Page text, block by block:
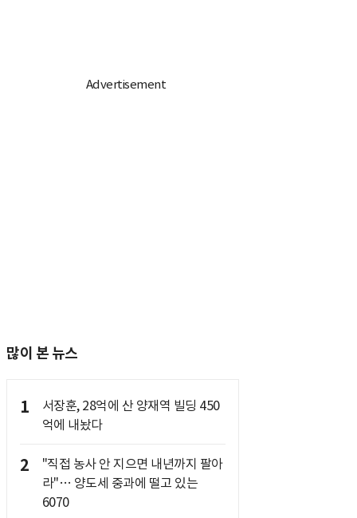
많이 본 뉴스
1
서장훈, 28억에 산 양재역 빌딩 450
억에 내놨다
2
"직접 농사 안 지으면 내년까지 팔아
라"… 양도세 중과에 떨고 있는
6070